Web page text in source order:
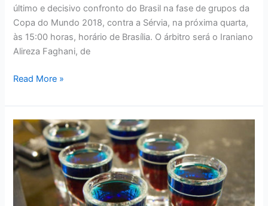
último e decisivo confronto do Brasil na fase de grupos da
Copa do Mundo 2018, contra a Sérvia, na próxima quarta,
às 15:00 horas, horário de Brasília. O árbitro será o Iraniano
Alireza Faghani, de
JUIZ
FINAL
DAS
OLIMPÍADAS
APITARÁ
BRASIL
SÉRVIA
Read More »